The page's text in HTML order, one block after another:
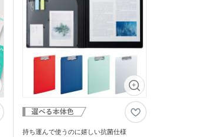
持ち運んで使うのに嬉しい抗菌仕様